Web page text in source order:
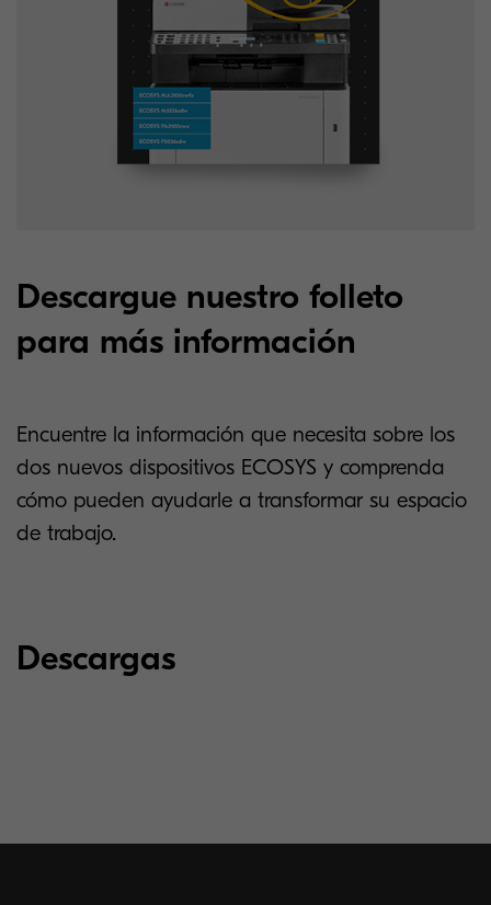
Descargue nuestro folleto
para más información
Encuentre la información que necesita sobre los
dos nuevos dispositivos ECOSYS y comprenda
cómo pueden ayudarle a transformar su espacio
de trabajo.
Descargas